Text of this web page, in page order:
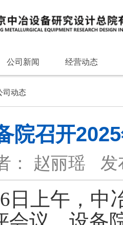
公司新闻 经营动态
司动态
院召开
： 赵丽瑶 发
日上午，中